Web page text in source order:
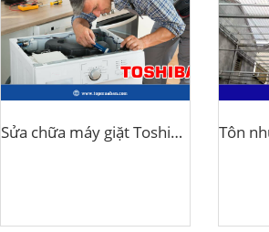
Sửa chữa máy giặt Toshiba tại nhà